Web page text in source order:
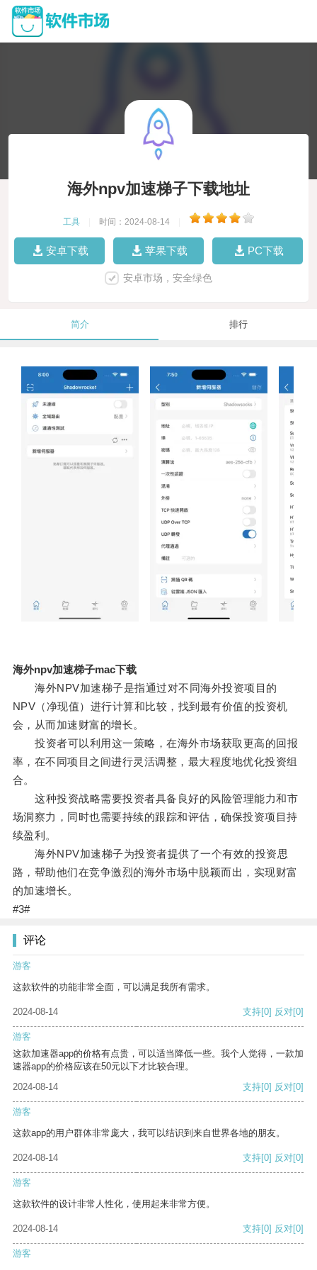
海外npv加速梯子下载地址
工具 时间：2024-08-14
安卓下载 苹果下载 PC下载
安卓市场，安全绿色
简介 排行
海外npv加速梯子mac下载
海外NPV加速梯子是指通过对不同海外投资项目的
NPV（净现值）进行计算和比较，找到最有价值的投资机
会，从而加速财富的增长。
投资者可以利用这一策略，在海外市场获取更高的回报
率，在不同项目之间进行灵活调整，最大程度地优化投资组
合。
这种投资战略需要投资者具备良好的风险管理能力和市
场洞察力，同时也需要持续的跟踪和评估，确保投资项目持
续盈利。
海外NPV加速梯子为投资者提供了一个有效的投资思
路，帮助他们在竞争激烈的海外市场中脱颖而出，实现财富
的加速增长。
#3#
评论
游客
这款软件的功能非常全面，可以满足我所有需求。
2024-08-14 支持[0] 反对[0]
游客
这款加速器app的价格有点贵，可以适当降低一些。我个人觉得，一款加
速器app的价格应该在50元以下才比较合理。
2024-08-14
支持[0] 反对[0]
游客
这款app的用户群体非常庞大，我可以结识到来自世界各地的朋友。
2024-08-14 支持[0] 反对[0]
游客
这款软件的设计非常人性化，使用起来非常方便。
2024-08-14 支持[0] 反对[0]
游客